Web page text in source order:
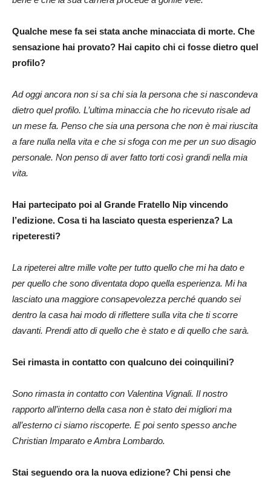
Qualche mese fa sei stata anche minacciata di morte. Che
sensazione hai provato? Hai capito chi ci fosse dietro quel
profilo?
Ad oggi ancora non si sa chi sia la persona che si nascondeva
dietro quel profilo. L’ultima minaccia che ho ricevuto risale ad
un mese fa. Penso che sia una persona che non è mai riuscita
a fare nulla nella vita e che si sfoga con me per un suo disagio
personale. Non penso di aver fatto torti così grandi nella mia
vita.
Hai partecipato poi al Grande Fratello Nip vincendo
l’edizione. Cosa ti ha lasciato questa esperienza? La
ripeteresti?
La ripeterei altre mille volte per tutto quello che mi ha dato e
per quello che sono diventata dopo quella esperienza. Mi ha
lasciato una maggiore consapevolezza perché quando sei
dentro la casa hai modo di riflettere sulla vita che ti scorre
davanti. Prendi atto di quello che è stato e di quello che sarà.
Sei rimasta in contatto con qualcuno dei coinquilini?
Sono rimasta in contatto con Valentina Vignali. Il nostro
rapporto all’interno della casa non è stato dei migliori ma
all’esterno ci siamo riscoperte. E poi sento spesso anche
Christian Imparato e Ambra Lombardo.
Stai seguendo ora la nuova edizione? Chi pensi che